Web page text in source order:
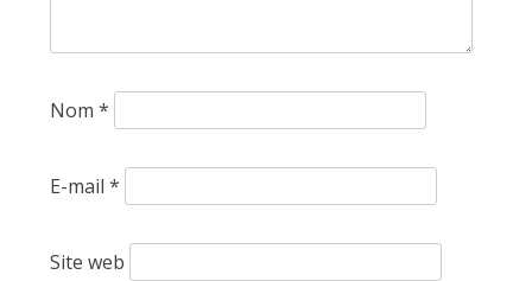
Nom*
E-mail*
Site web